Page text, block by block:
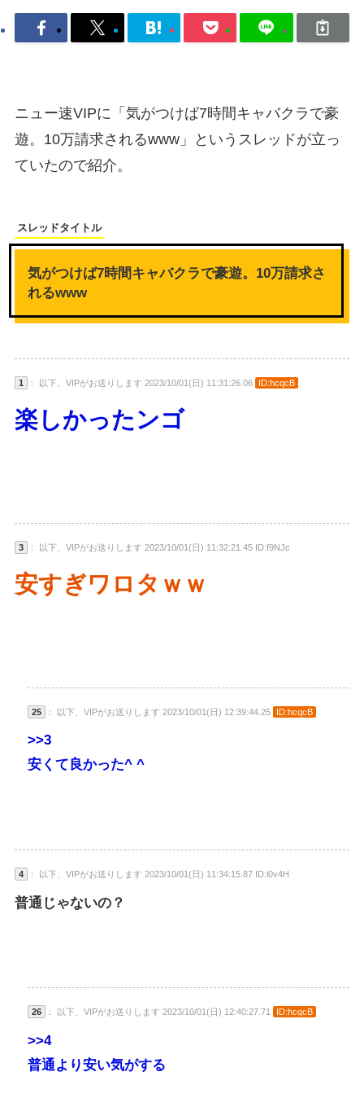
ニュー速VIPに「気がつけば7時間キャバクラで豪
遊。10万請求されるwww」というスレッドが立っ
ていたので紹介。
スレッドタイトル
気がつけば7時間キャバクラで豪遊。10万請求さ
れるwww
1 ： 以下、VIPがお送りします 2023/10/01(日) 11:31:26.06 ID:hcqcB
楽しかったンゴ
3 ： 以下、VIPがお送りします 2023/10/01(日) 11:32:21.45 ID:f9NJc
安すぎワロタｗｗ
25 ： 以下、VIPがお送りします 2023/10/01(日) 12:39:44.25 ID:hcqcB
>>3
安くて良かった^ ^
4 ： 以下、VIPがお送りします 2023/10/01(日) 11:34:15.87 ID:i0v4H
普通じゃないの？
26 ： 以下、VIPがお送りします 2023/10/01(日) 12:40:27.71 ID:hcqcB
>>4
普通より安い気がする